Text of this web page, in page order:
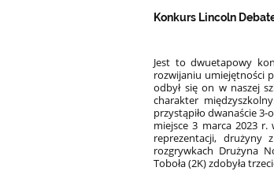
Konkurs Lincoln
Jest to dwuetapowy
rozwijaniu umiejętności
odbył się on w naszej
charakter
przystąpiło dwanaście
miejsce 3 marca 2023 r.
reprezentacji, drużyny
rozgrywkach Drużyna
Toboła (2K) zdobyła